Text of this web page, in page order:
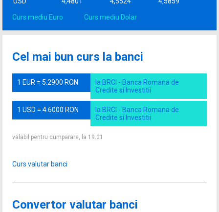
Curs mediu Euro Curs mediu Dolar
Cel mai bun curs la banci
1 EUR = 5.2900 RON
la BRCI - Banca Romana de
Credite si Investitii
1 USD = 4.6000 RON
la BRCI - Banca Romana de
Credite si Investitii
valabil pentru cumparare, la 19.01
Curs valutar banci
Convertor valutar banci